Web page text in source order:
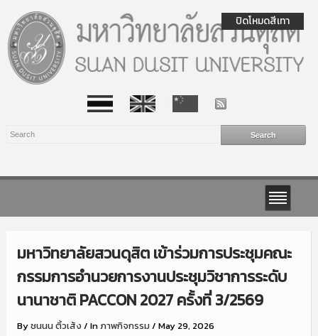
มหาวิทยาลัยสวนดุสิต เข้าร่วมการประชุมคณะ
กรรมการอำนวยการงานประชุมวิชาการระดับ
นานาชาติ PACCON 2027 ครั้งที่ 3/2569
Byชนนน ติ้วเส้ง / Inภาพกิจกรรม / May 29, 2026
ปิดโหมดสีเทา